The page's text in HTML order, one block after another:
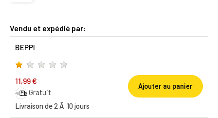
Vendu et expédié par:
BEPPI
11,99 €
Gratuit
Livraison de 2 Ã 10 jours
Ajouter au panier